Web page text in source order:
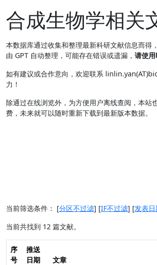
合成生物学相关
本数据库通过收集和整理最新科研文献信息而得
由 GPT 自动整理，可能存在错误或遗漏， 请使用
如有建议或合作意向，欢迎联系
力！
除通过在线浏览外，为方便用户离线查阅，本站
费，未来就可以随时重新下载到最新版本数据。
当前筛选条件： [分区不过滤] [IF不过滤] [发表
当前共找到 12 篇文献。
序
号
推送
日期
文章